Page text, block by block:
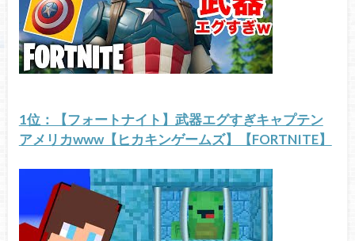
1位：【フォートナイト】武器エグすぎキャプテン
アメリカwww【ヒカキンゲームズ】【FORTNITE】